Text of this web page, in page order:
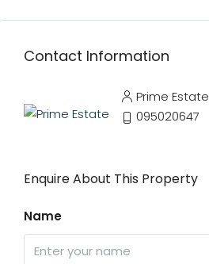
Contact Information
Prime Estate
095020647
Enquire About This Property
Name